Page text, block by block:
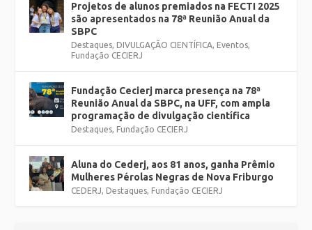
Projetos de alunos premiados na FECTI 2025
são apresentados na 78ª Reunião Anual da
SBPC
Destaques, DIVULGAÇÃO CIENTÍFICA, Eventos,
Fundação CECIERJ
Fundação Cecierj marca presença na 78ª
Reunião Anual da SBPC, na UFF, com ampla
programação de divulgação científica
Destaques, Fundação CECIERJ
Aluna do Cederj, aos 81 anos, ganha Prêmio
Mulheres Pérolas Negras de Nova Friburgo
CEDERJ, Destaques, Fundação CECIERJ